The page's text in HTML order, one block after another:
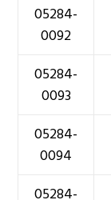
05284-
0092
05284-
0093
05284-
0094
05284-